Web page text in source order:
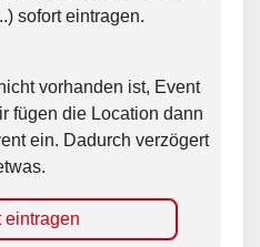
sofort eintragen.
vorhanden ist, Event
fügen die Location dann
ein. Dadurch verzögert
eintragen